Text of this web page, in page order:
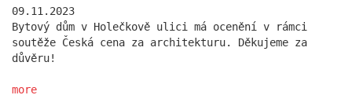
09.11.2023
Bytový dům v Holečkově ulici má ocenění v rámci
soutěže Česká cena za architekturu. Děkujeme za
důvěru!
more